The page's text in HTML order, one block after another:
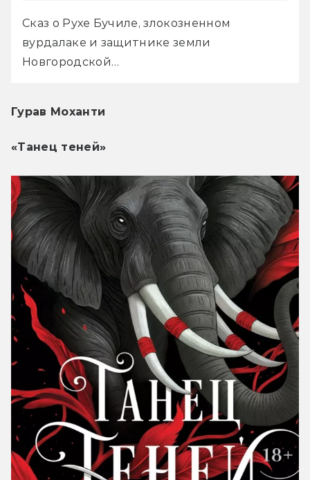
Сказ о Рухе Бучиле, злокозненном
вурдалаке и защитнике земли
Новгородской…
Гурав Моханти
«Танец теней»